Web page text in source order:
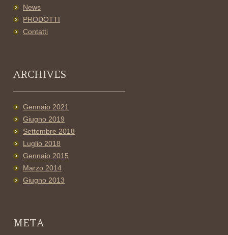
News
PRODOTTI
Contatti
ARCHIVES
Gennaio 2021
Giugno 2019
Settembre 2018
Luglio 2018
Gennaio 2015
Marzo 2014
Giugno 2013
META